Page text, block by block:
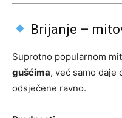
Brijanje –
Suprotno popularnom
gušćima, već samo daje
odsječene ravno.